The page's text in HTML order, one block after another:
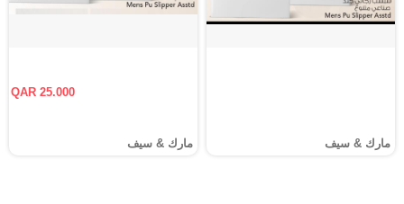
مارك & سيف
QAR 25.000
مارك & سيف